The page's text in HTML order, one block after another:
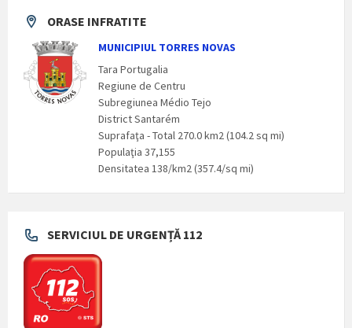
ORASE INFRATITE
MUNICIPIUL TORRES NOVAS
Tara Portugalia
Regiune de Centru
Subregiunea Médio Tejo
District Santarém
Suprafaţa - Total 270.0 km2 (104.2 sq mi)
Populaţia 37,155
Densitatea 138/km2 (357.4/sq mi)
SERVICIUL DE URGENȚĂ 112